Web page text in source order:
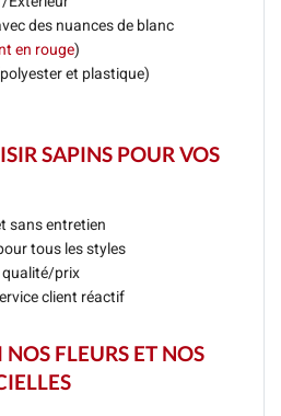
des nuances de blanc
en rouge)
et plastique)
SAPINS POUR VOS
sans entretien
tous les styles
qualité/prix
client réactif
FLEURS ET NOS